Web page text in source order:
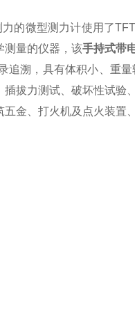
的微型测力计使用了
测量的仪器 ， 该手持式带
追溯，具有体积小、重
拔力测试、破坏性试验
金、打火机及点火装置